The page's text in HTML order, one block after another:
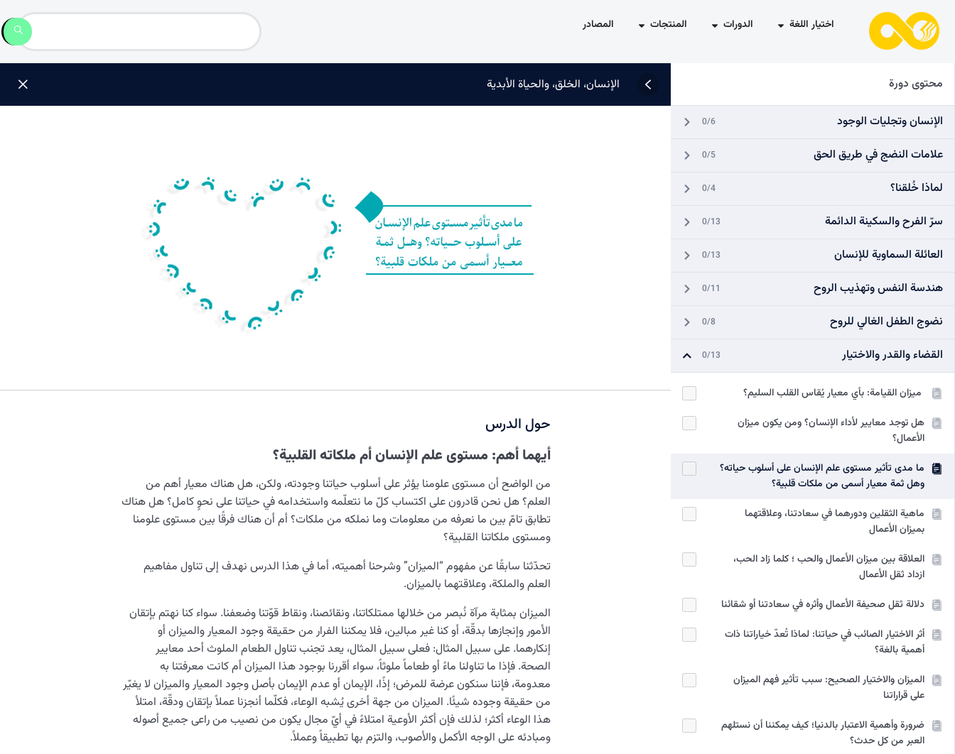
اختيار اللغة الدورات المنتجات المصادر
محتوى دورة
الإنسان وتجليات الوجود 0/6
علامات النضج في طريق الحق 0/5
لماذا خُلقنا؟ 0/4
سرّ الفرح والسكينة الدائمة 0/13
العائلة السماوية للإنسان 0/13
هندسة النفس وتهذيب الروح 0/11
نضوج الطفل الغالي للروح 0/8
القضاء والقدر والاختيار 0/13
ميزان القيامة: بأي معيار يُقاس القلب السليم؟
هل توجد معايير لأداء الإنسان؟ ومن يكون ميزان
الأعمال؟
ما مدى تأثير مستوى علم الإنسان على أسلوب حیاته؟
وهل ثمة معيار أسمى من ملکات قلبیة؟
ماهية الثقلين ودورهما في سعادتنا، وعلاقتهما
بميزان الأعمال
العلاقة بين ميزان الأعمال والحب ؛ كلما زاد الحب،
ازداد ثقل الأعمال
دلالة ثقل صحيفة الأعمال وأثره في سعادتنا أو شقائنا
أثر الاختيار الصائب في حياتنا: لماذا تُعدّ خياراتنا ذات
أهمية بالغة؟
الميزان والاختيار الصحيح: سبب تأثير فهم الميزان
على قراراتنا
ضرورة وأهمية الاعتبار بالدنيا؛ كيف يمكننا أن نستلهم
العبر من كل حدث؟
الإنسان، الخلق، والحياة الأبدية
حول الدرس
أيهما أهم: مستوى علم الإنسان أم ملكاته القلبية؟
من الواضح أن مستوى علومنا يؤثر على أسلوب حياتنا وجودته، ولكن، هل هناك معيار أهم من
العلم؟ هل نحن قادرون على اكتساب كلّ ما نتعلّمه واستخدامه في حياتنا على نحوٍ كامل؟ هل هناك
تطابق تامّ بين ما نعرفه من معلومات وما نملكه من ملكات؟ أم أن هناك فرقًا بين مستوى علومنا
ومستوى ملكاتنا القلبية؟
تحدّثنا سابقًا عن مفهوم “المیزان” وشرحنا أهميته، أما في هذا الدرس نهدف إلى تناول مفاهيم
العلم والملكة، وعلاقتهما بالمیزان.
المیزان بمثابة مرآة نُبصر من خلالها ممتلكاتنا، ونقائصنا، ونقاط قوّتنا وضعفنا. سواء كنا نهتم بإتقان
الأمور وإنجازها بدقّة، أو كنا غير مبالين، فلا يمكننا الفرار من حقيقة وجود المعيار والمیزان أو
إنكارهما. على سبيل المثال: فعلى سبيل المثال، يعد تجنب تناول الطعام الملوث أحد معايير
الصحة. فإذا ما تناولنا ماءً أو طعاماً ملوثاً، سواء أقررنا بوجود هذا الميزان أم كانت معرفتنا به
معدومة، فإننا سنكون عرضة للمرض؛ إذًا، الإيمان أو عدم الإيمان بأصل وجود المعيار والميزان لا يغيّر
من حقيقة وجوده شيئًا. المیزان من جهة أخرى يُشبه الوعاء، فكلّما أنجزنا عملاً بإتقان ودقّة، امتلأ
هذا الوعاء أكثر؛ لذلك فإن أكثر الأوعية امتلاءً في أيّ مجال يكون من نصيب من راعى جميع أصوله
ومبادئه على الوجه الأكمل والأصوب، والتزم بها تطبيقاً وعملاً.